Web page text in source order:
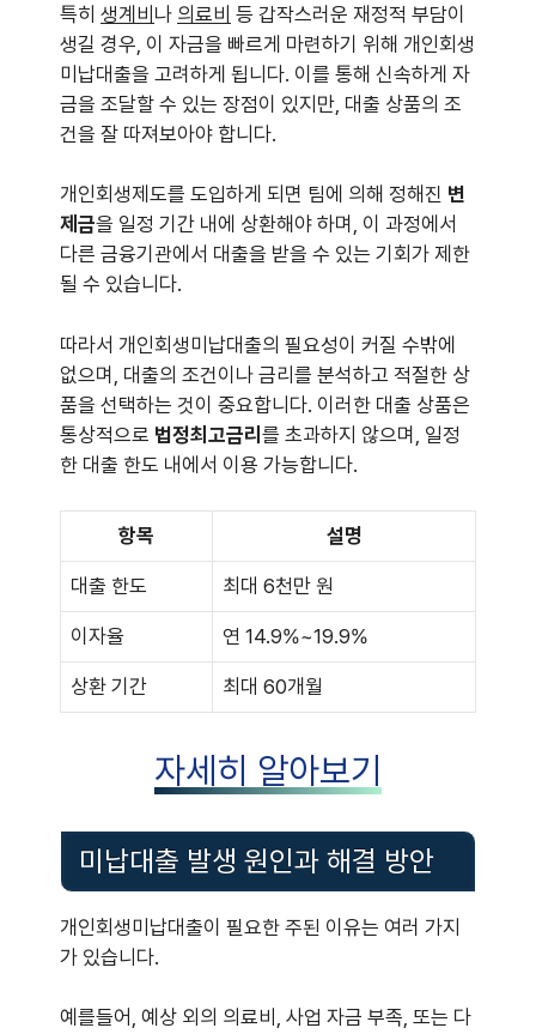
특히 생계비나 의료비 등 갑작스러운 재정적 부담이
생길 경우, 이 자금을 빠르게 마련하기 위해 개인회생
미납대출을 고려하게 됩니다. 이를 통해 신속하게 자
금을 조달할 수 있는 장점이 있지만, 대출 상품의 조
건을 잘 따져보아야 합니다.
개인회생제도를 도입하게 되면 팀에 의해 정해진 변
제금을 일정 기간 내에 상환해야 하며, 이 과정에서
다른 금융기관에서 대출을 받을 수 있는 기회가 제한
될 수 있습니다.
따라서 개인회생미납대출의 필요성이 커질 수밖에
없으며, 대출의 조건이나 금리를 분석하고 적절한 상
품을 선택하는 것이 중요합니다. 이러한 대출 상품은
통상적으로 법정최고금리 를 초과하지 않으며, 일정
한 대출 한도 내에서 이용 가능합니다.
항목 설명
대출 한도 최대 6천만 원
이자율 연 14.9%~19.9%
상환 기간 최대 60개월
자세히 알아보기
미납대출 발생 원인과 해결 방안
개인회생미납대출이 필요한 주된 이유는 여러 가지
가 있습니다.
예를들어, 예상 외의 의료비, 사업 자금 부족, 또는 다